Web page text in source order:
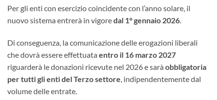
Per gli enti con esercizio coincidente con l’anno solare, il
nuovo sistema entrerà in vigoredal 1° gennaio 2026.
Di conseguenza, la comunicazione delle erogazioni liberali
che dovrà essere effettuata entro il 16 marzo 2027
riguarderà le donazioni ricevute nel 2026 e sarà obbligatoria
per tutti gli enti del Terzo settore , indipendentemente dal
volume delle entrate.